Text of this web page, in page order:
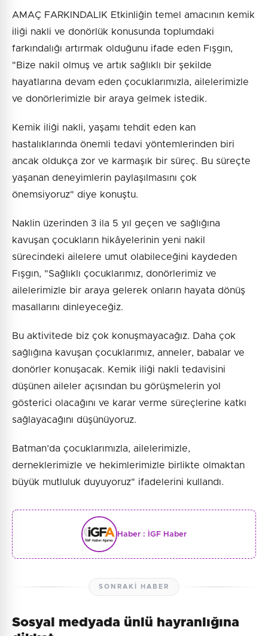
AMAÇ FARKINDALIK Etkinliğin temel amacının kemik
iliği nakli ve donörlük konusunda toplumdaki
farkındalığı artırmak olduğunu ifade eden Fışgın,
"Bize nakil olmuş ve artık sağlıklı bir şekilde
hayatlarına devam eden çocuklarımızla, ailelerimizle
ve donörlerimizle bir araya gelmek istedik.
Kemik iliği nakli, yaşamı tehdit eden kan
hastalıklarında önemli tedavi yöntemlerinden biri
ancak oldukça zor ve karmaşık bir süreç. Bu süreçte
yaşanan deneyimlerin paylaşılmasını çok
önemsiyoruz" diye konuştu.
Naklin üzerinden 3 ila 5 yıl geçen ve sağlığına
kavuşan çocukların hikâyelerinin yeni nakil
sürecindeki ailelere umut olabileceğini kaydeden
Fışgın, "Sağlıklı çocuklarımız, donörlerimiz ve
ailelerimizle bir araya gelerek onların hayata dönüş
masallarını dinleyeceğiz.
Bu aktivitede biz çok konuşmayacağız. Daha çok
sağlığına kavuşan çocuklarımız, anneler, babalar ve
donörler konuşacak. Kemik iliği nakli tedavisini
düşünen aileler açısından bu görüşmelerin yol
gösterici olacağını ve karar verme süreçlerine katkı
sağlayacağını düşünüyoruz.
Batman’da çocuklarımızla, ailelerimizle,
derneklerimizle ve hekimlerimizle birlikte olmaktan
büyük mutluluk duyuyoruz" ifadelerini kullandı.
Haber : İGF Haber
SONRAKI HABER
Sosyal medyada ünlü hayranlığına